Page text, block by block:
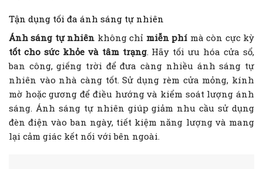
Tận dụng tối đa ánh sáng tự nhiên
Ánh sáng tự nhiên không chỉ miễn phí mà còn cực kỳ
tốt cho sức khỏe và tâm trạng. Hãy tối ưu hóa cửa sổ,
ban công, giếng trời để đưa càng nhiều ánh sáng tự
nhiên vào nhà càng tốt. Sử dụng rèm cửa mỏng, kính
mờ hoặc gương để điều hướng và kiểm soát lượng ánh
sáng. Ánh sáng tự nhiên giúp giảm nhu cầu sử dụng
đèn điện vào ban ngày, tiết kiệm năng lượng và mang
lại cảm giác kết nối với bên ngoài.